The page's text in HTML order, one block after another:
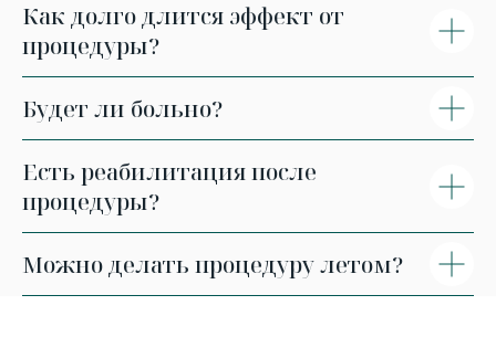
Как долго длится эффект от
процедуры?
Будет ли больно?
Есть реабилитация после
процедуры?
Можно делать процедуру летом?